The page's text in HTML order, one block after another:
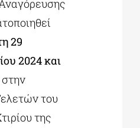
29
2024 και
στην
του
της